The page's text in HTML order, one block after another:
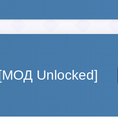
Unlocked]